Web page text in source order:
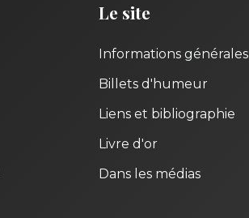
Le site
Informations générales
Billets d'humeur
Liens et bibliographie
Livre d'or
Dans les médias